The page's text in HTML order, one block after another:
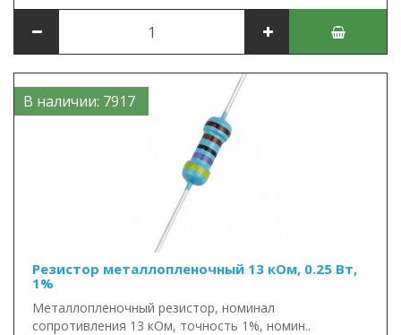
В наличии: 7917
Резистор металлопленочный 13 кОм, 0.25 Вт,
1%
Металлопленочный резистор, номинал
сопротивления 13 кОм, точность 1%, номин..